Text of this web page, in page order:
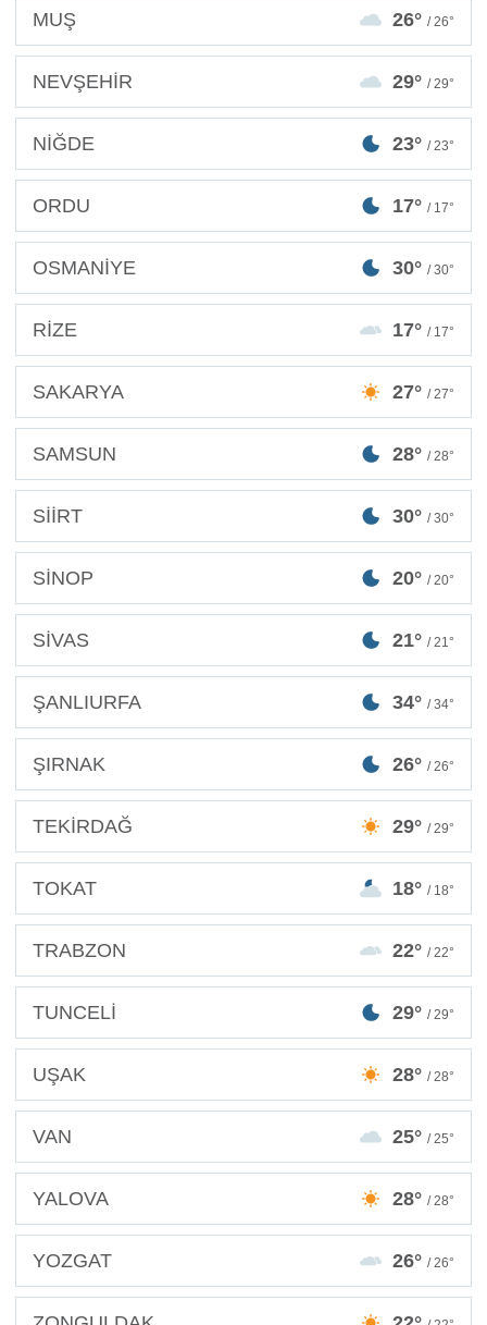
MUŞ 26° / 26°
NEVŞEHİR 29° / 29°
NİĞDE 23° / 23°
ORDU 17° / 17°
OSMANİYE 30° / 30°
RİZE 17° / 17°
SAKARYA 27° / 27°
SAMSUN 28° / 28°
SİİRT 30° / 30°
SİNOP 20° / 20°
SİVAS 21° / 21°
ŞANLIURFA 34° / 34°
ŞIRNAK 26° / 26°
TEKİRDAĞ 29° / 29°
TOKAT 18° / 18°
TRABZON 22° / 22°
TUNCELİ 29° / 29°
UŞAK 28° / 28°
VAN 25° / 25°
YALOVA 28° / 28°
YOZGAT 26° / 26°